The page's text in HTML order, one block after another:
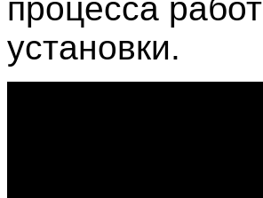
процесса
установки.